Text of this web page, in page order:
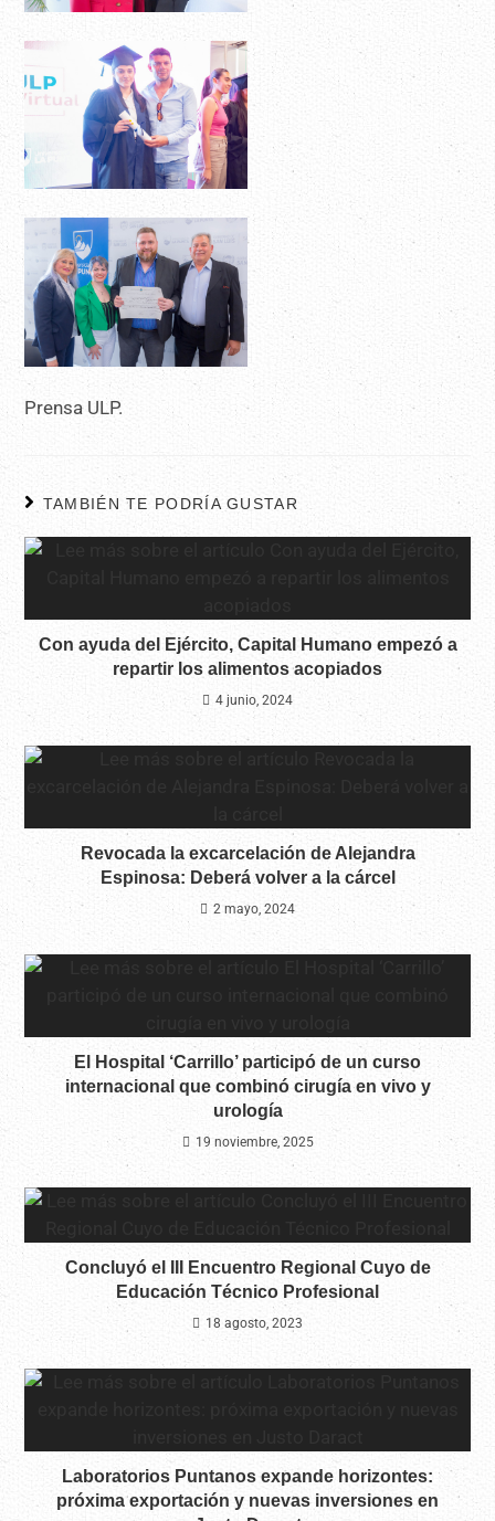
Prensa ULP.
TAMBIÉN TE PODRÍA GUSTAR
Con ayuda del Ejército, Capital Humano empezó a
repartir los alimentos acopiados
4 junio, 2024
Revocada la excarcelación de Alejandra
Espinosa: Deberá volver a la cárcel
2 mayo, 2024
El Hospital ‘Carrillo’ participó de un curso
internacional que combinó cirugía en vivo y
urología
19 noviembre, 2025
Concluyó el III Encuentro Regional Cuyo de
Educación Técnico Profesional
18 agosto, 2023
Laboratorios Puntanos expande horizontes:
próxima exportación y nuevas inversiones en